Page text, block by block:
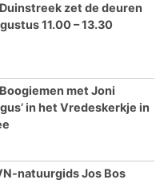
zet de deuren
11.00 – 13.30
met Joni
in het Vredeskerkje in
natuurgids Jos Bos